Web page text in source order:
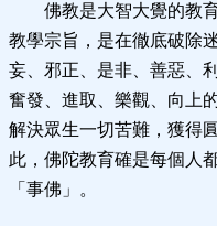
佛教是大智大覺的教
教學宗旨，是在徹底破除
妄、邪正、是非、善惡、
奮發、進取、樂觀、向上
解決眾生一切苦難，獲得
此，佛陀教育確是每個人
「事佛」。